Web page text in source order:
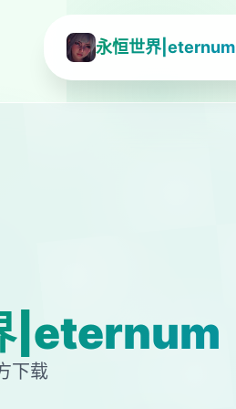
永恒世界|eternum
|eternum
下载